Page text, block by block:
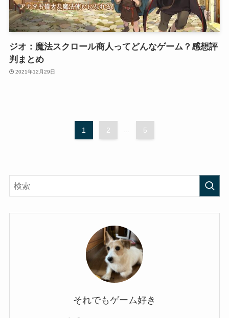
ジオ：魔法スクロール商人ってどんなゲーム？感想評
判まとめ
2021年12月29日
1 2 5
それでもゲーム好き